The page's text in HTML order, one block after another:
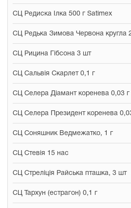
СЦ Редиска Ілка 500 г Satimex
СЦ Редька Зимова Червона кругла 2
СЦ Рицина Гібсона 3 шт
СЦ Сальвія Скарлет 0,1 г
СЦ Селера Діамант коренева 0,03 г
СЦ Селера Президент коренева
СЦ Соняшник Ведмежатко, 1 г
СЦ Стевія 15 нас
СЦ Стреліція Райська пташка, 3 шт
СЦ Тархун (естрагон) 0,1 г